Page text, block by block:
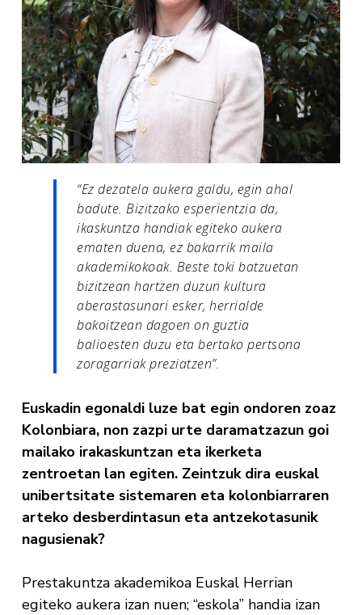
“Ez dezatela aukera galdu, egin ahal
badute. Bizitzako esperientzia da,
ikaskuntza handiak egiteko aukera
ematen duena, ez bakarrik maila
akademikokoak. Beste toki batzuetan
bizitzean hartzen duzun kultura
aberastasunari esker, herrialde
bakoitzean dagoen on guztia
balioesten duzu eta bertako pertsona
zoragarriak preziatzen”.
Euskadin egonaldi luze bat egin ondoren zoaz
Kolonbiara, non zazpi urte daramatzazun goi
mailako irakaskuntzan eta ikerketa
zentroetan lan egiten. Zeintzuk dira euskal
unibertsitate sistemaren eta kolonbiarraren
arteko desberdintasun eta antzekotasunik
nagusienak?
Prestakuntza akademikoa Euskal Herrian
egiteko aukera izan nuen; “eskola” handia izan